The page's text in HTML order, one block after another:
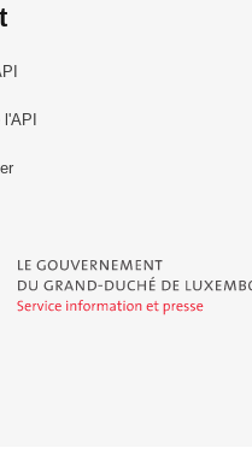
l'API
du Grand-Duché de